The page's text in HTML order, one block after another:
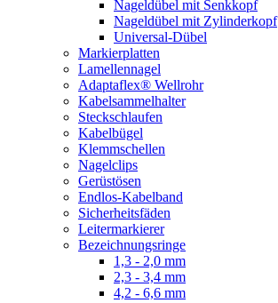
Nageldübel mit Senkkopf
Nageldübel mit Zylinderkopf
Universal-Dübel
Markierplatten
Lamellennagel
Adaptaflex® Wellrohr
Kabelsammelhalter
Steckschlaufen
Kabelbügel
Klemmschellen
Nagelclips
Gerüstösen
Endlos-Kabelband
Sicherheitsfäden
Leitermarkierer
Bezeichnungsringe
1,3 - 2,0 mm
2,3 - 3,4 mm
4,2 - 6,6 mm